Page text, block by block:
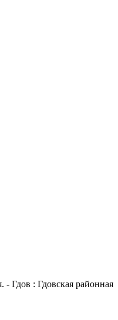
- Гдов : Гдовская районная